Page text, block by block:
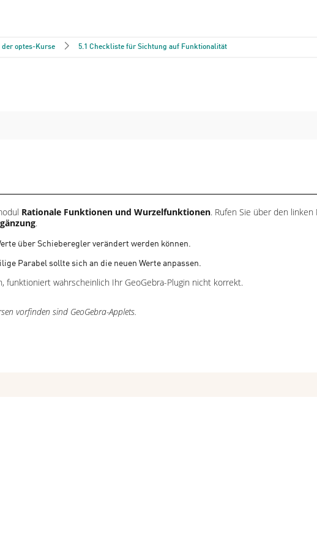
optes-Kurse 5.1 Checkliste für Sichtung auf Funktionalität
Rationale Funktionen und Wurzelfunktionen. Rufen Sie über den linken
.
über Schieberegler verändert werden können.
Parabel sollte sich an die neuen Werte anpassen.
funktioniert wahrscheinlich Ihr GeoGebra-Plugin nicht korrekt.
vorfinden sind GeoGebra-Applets.